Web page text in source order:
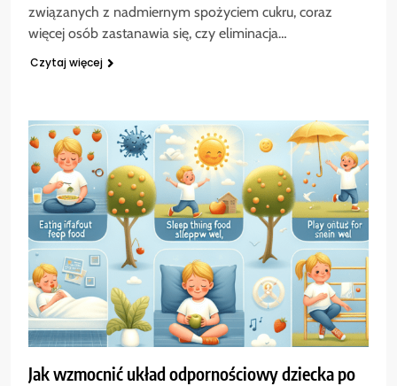
związanych z nadmiernym spożyciem cukru, coraz
więcej osób zastanawia się, czy eliminacja…
Czytaj więcej
Jak wzmocnić układ odpornościowy dziecka po